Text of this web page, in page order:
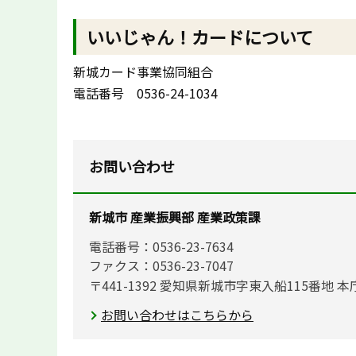
いいじゃん！カードについて
新城カード事業協同組合
電話番号 0536-24-1034
お問い合わせ
新城市 産業振興部 産業政策課
電話番号：0536-23-7634
ファクス：0536-23-7047
〒441-1392 愛知県新城市字東入船115番地 本
お問い合わせはこちらから